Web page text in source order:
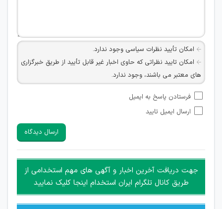
امکان تأیید نظرات سیاسی وجود ندارد.
امکان تایید نظراتی که حاوی اخبار غیر قابل تأیید از طریق خبرگزاری
های معتبر می باشند، وجود ندارد.
شبکه های مجازی ارتباطی می باشند وجود ندارد.
امکان تأیید نظرات کاربرانی که به هر طریقی قصد مأیوس کردن
هرگونه تحریک، تحقیر و کنایه به سایر افراد (مسئول و غیر مسئول)
غیر مجاز می باشد.
امکان هماهنگی برای هرگونه ملاقات حضوری چه به صورت دسته
جمعی و چه فردی توسط کاربران سایت وجود ندارد.
فرستادن پاسخ به ایمیل
ارسال ایمیل تایید
ارسال دیدگاه
جهت دریافت آخرین اخبار و آگهی های مهم استخدامی از
طریق کانال تلگرام ایران استخدام اینجا کلیک نمایید